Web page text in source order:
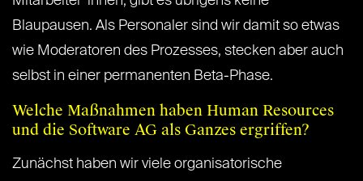
Blaupausen. Als Personaler sind wir damit so etwas
wie Moderatoren des Prozesses, stecken aber auch
selbst in einer permanenten Beta-Phase.
Welche Maßnahmen haben Human Resources
und die Software AG als Ganzes ergriffen?
Zunächst haben wir viele organisatorische